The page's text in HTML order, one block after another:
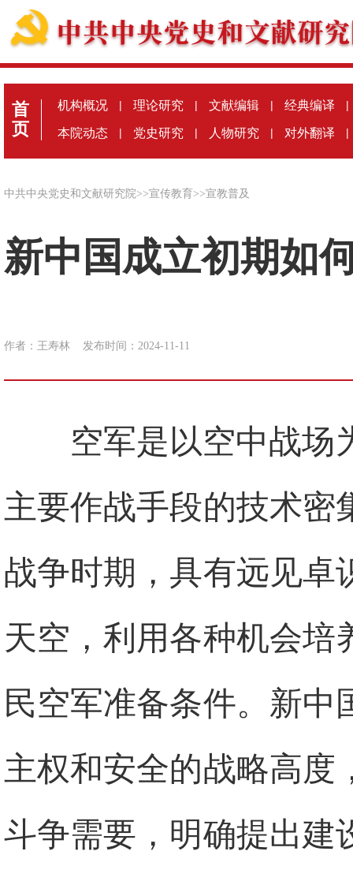
首
页
机构概况 | 理论研究 | 文献编辑 | 经典编译 |
本院动态 | 党史研究 | 人物研究 | 对外翻译 |
中共中央党史和文献研究院>>宣传教育 >>宣教普及
新中国成立初期如
作者：王寿林 发布时间：2024-11-11
空军是以空中战场
主要作战手段的技术密
战争时期，具有远见卓
天空，利用各种机会培
民空军准备条件。新中
主权和安全的战略高度
斗争需要，明确提出建